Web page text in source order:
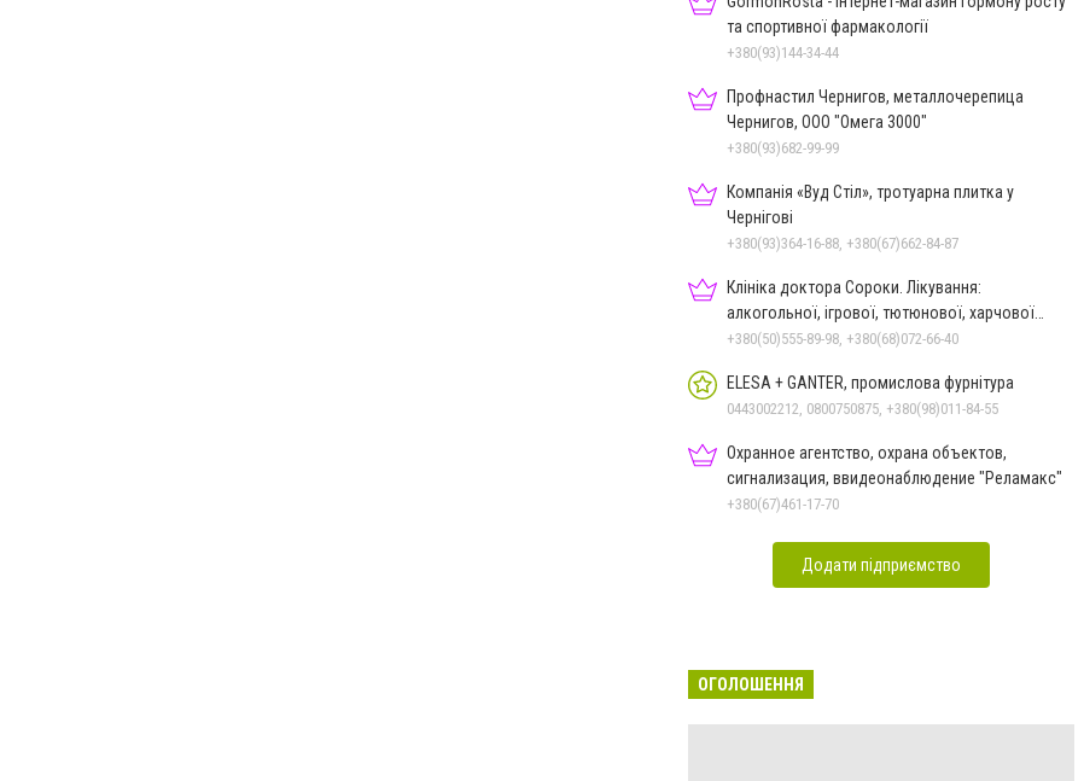
та спортивної фармакології
+380(93)144-34-44
Профнастил Чернигов, металлочерепица
Чернигов, ООО "Омега 3000"
+380(93)682-99-99
Компанія «Вуд Стіл», тротуарна плитка у
Чернігові
+380(93)364-16-88, +380(67)662-84-87
Клініка доктора Сороки. Лікування:
алкогольної, ігрової, тютюнової, харчової
залежностей, неврозів т
+380(50)555-89-98, +380(68)072-66-40
ELESA + GANTER, промислова фурнітура
0443002212, 0800750875, +380(98)011-84-55
Охранное агентство, охрана объектов,
сигнализация, ввидеонаблюдение "Реламакс"
+380(67)461-17-70
Додати підприємство
ОГОЛОШЕННЯ